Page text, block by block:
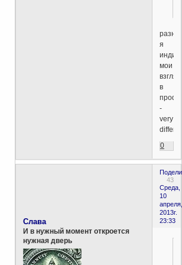
я
мои
в
-
very
0
43
Среда,
10
апреля,
2013г.
23:33
Слава
И в нужный момент откроется
нужная дверь